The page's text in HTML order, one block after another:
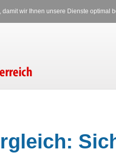
wir Ihnen unsere Dienste